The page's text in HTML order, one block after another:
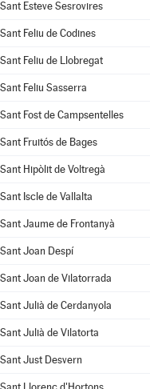
Sant Esteve Sesrovires
Sant Feliu de Codines
Sant Feliu de Llobregat
Sant Feliu Sasserra
Sant Fost de Campsentelles
Sant Fruitós de Bages
Sant Hipòlit de Voltregà
Sant Iscle de Vallalta
Sant Jaume de Frontanyà
Sant Joan Despí
Sant Joan de Vilatorrada
Sant Julià de Cerdanyola
Sant Julià de Vilatorta
Sant Just Desvern